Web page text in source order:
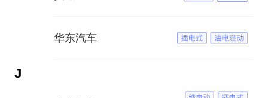
华东汽车
J